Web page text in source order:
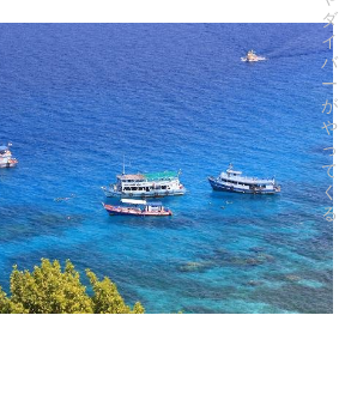
ダ
イ
バ
ー
が
や
っ
て
く
る